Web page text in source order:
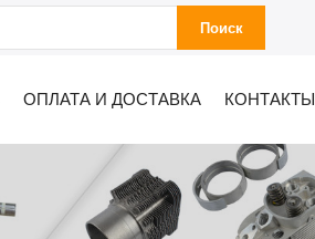
Поиск
ОПЛАТА И ДОСТАВКА КОНТАКТЫ